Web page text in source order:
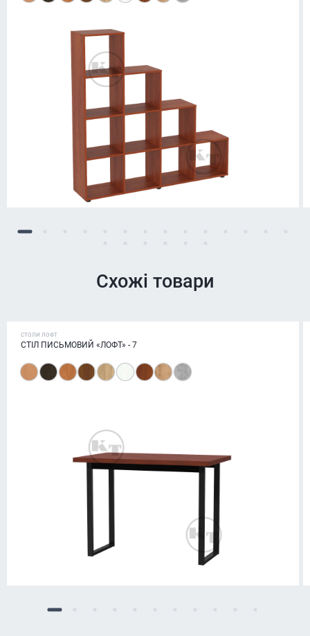
Схожі товари
СТОЛИ ЛОФТ
СТІЛ ПИСЬМОВИЙ «ЛОФТ» - 7